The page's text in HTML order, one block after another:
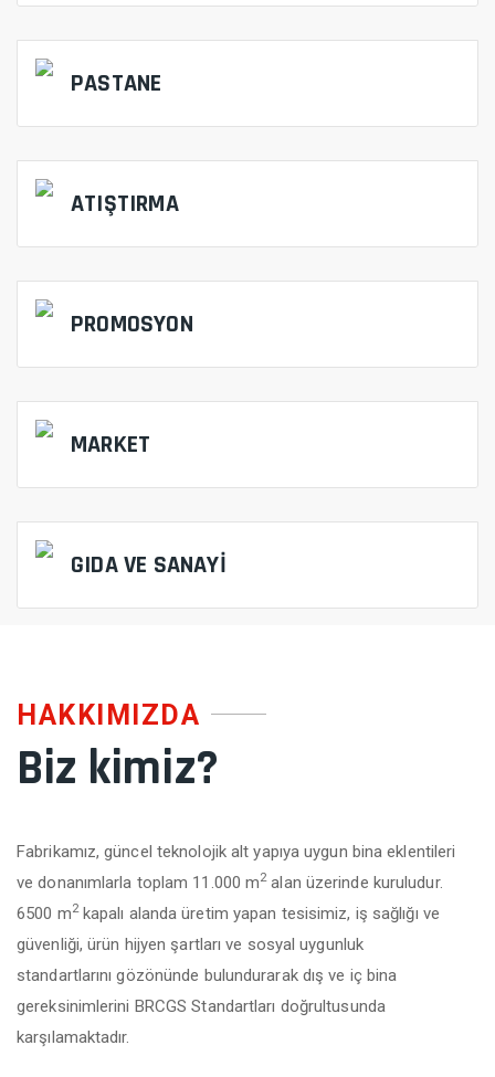
PASTANE
ATIŞTIRMA
PROMOSYON
MARKET
GIDA VE SANAYİ
HAKKIMIZDA
Biz kimiz?
Fabrikamız, güncel teknolojik alt yapıya uygun bina eklentileri
ve donanımlarla toplam 11.000 m2alan üzerinde kuruludur.
6500 m2kapalı alanda üretim yapan tesisimiz, iş sağlığı ve
güvenliği, ürün hijyen şartları ve sosyal uygunluk
standartlarını gözönünde bulundurarak dış ve iç bina
gereksinimlerini BRCGS Standartları doğrultusunda
karşılamaktadır.